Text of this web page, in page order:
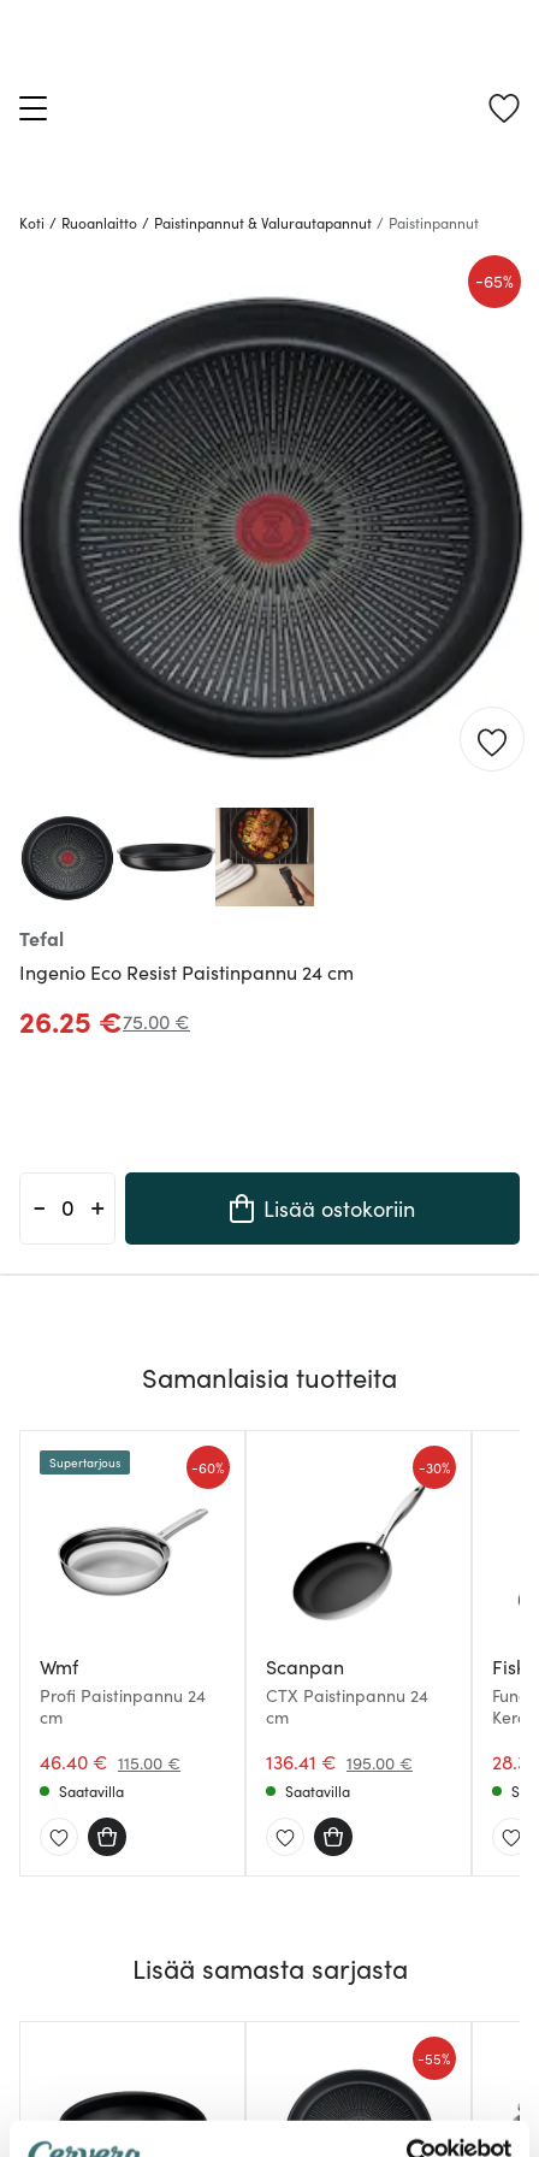
Koti / Ruoanlaitto / Paistinpannut & Valurautapannut / Paistinpannut
Tefal
Ingenio Eco Resist Paistinpannu 24 cm
-65%
26.25 €75.00 €
- + Lisää ostokoriin
Samanlaisia tuotteita
Wmf
Profi Paistinpannu 24
cm
46.40 € 115.00 €
-60%
Supertarjous
Saatavilla
Scanpan
CTX Paistinpannu 24
cm
136.41 € 195.00 €
-30%
Saatavilla
Lisää samasta sarjasta
-55%